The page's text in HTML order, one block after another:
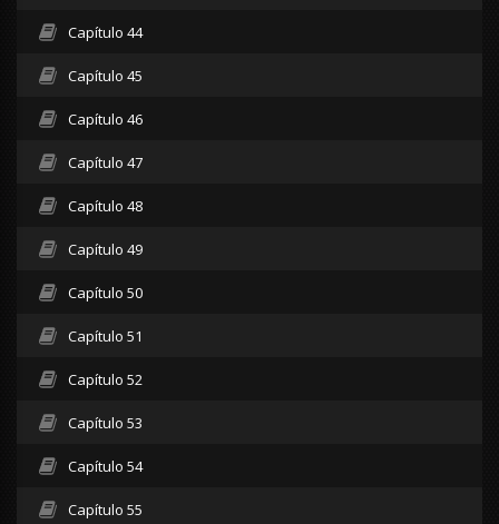
Capítulo 44
Capítulo 45
Capítulo 46
Capítulo 47
Capítulo 48
Capítulo 49
Capítulo 50
Capítulo 51
Capítulo 52
Capítulo 53
Capítulo 54
Capítulo 55